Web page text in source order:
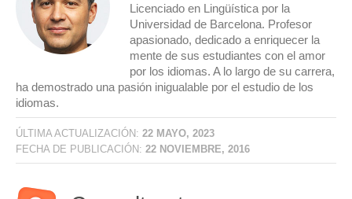
Licenciado en Lingüística por la
Universidad de Barcelona. Profesor
apasionado, dedicado a enriquecer la
mente de sus estudiantes con el amor
por los idiomas. A lo largo de su carrera,
ha demostrado una pasión inigualable por el estudio de los
idiomas.
ÚLTIMA ACTUALIZACIÓN: 22 MAYO, 2023
FECHA DE PUBLICACIÓN: 22 NOVIEMBRE, 2016